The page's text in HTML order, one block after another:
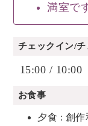
満室で
チェックイン/チ
15:00 / 10:00
お食事
夕食 : 創